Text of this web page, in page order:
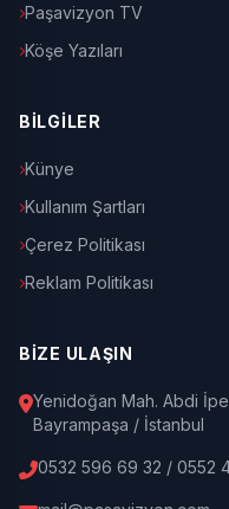
Paşavizyon TV
Köşe Yazıları
BİLGİLER
Künye
Kullanım Şartları
Çerez Politikası
Reklam Politikası
BİZE ULAŞIN
Yenidoğan Mah. Abdi
Bayrampaşa / İstanbul
0532 596 69 32 / 0552